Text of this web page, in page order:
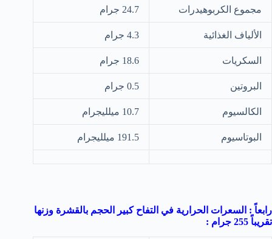
مجموع الكربوهيدرات 24.7 جرام
الألياف الغذائية 4.3 جرام
السكريات 18.6 جرام
البروتين 0.5 جرام
الكالسيوم 10.7 ميلليجرام
البوتاسيوم 191.5 ميلليجرام
رابعاً : السعرات الحرارية في التفاح كبير الحجم بالقشرة وزنها
تقريباً 255 جرام :